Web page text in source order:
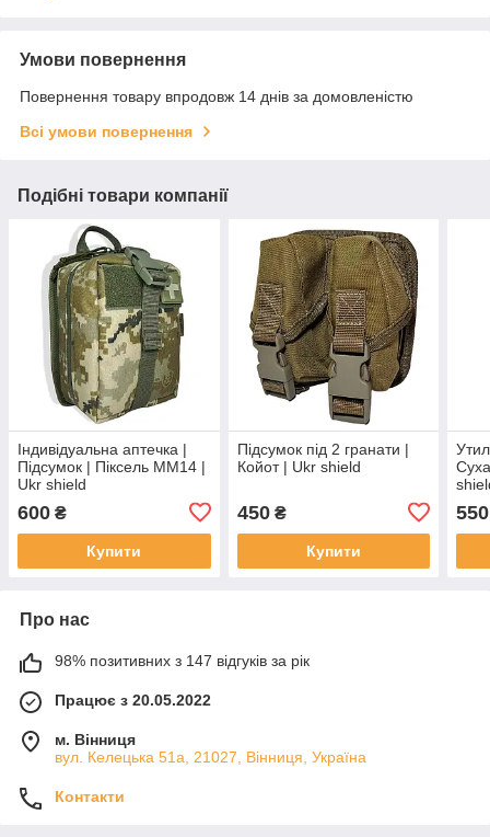
Умови повернення
Повернення товару впродовж 14 днів за домовленістю
Всі умови повернення
Подібні товари компанії
Індивідуальна аптечка |
Підсумок | Піксель ММ14 |
Ukr shield
600 ₴
Купити
Підсумок під 2 гранати |
Койот | Ukr shield
450₴
Купити
550
Про нас
98% позитивних з 147 відгуків за рік
Працює з 20.05.2022
м. Вінниця
вул. Келецька 51а, 21027, Вінниця, Україна
Контакти